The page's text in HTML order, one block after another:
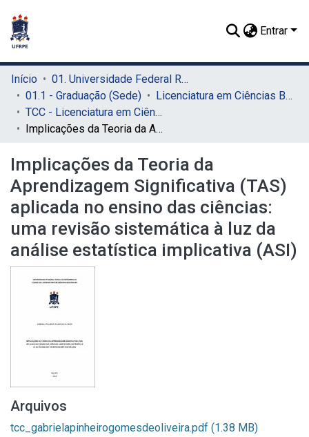
Entrar
Início
01. Universidade Federal Rural de Pernambuco - UFRPE (Sede)
01.1 - Graduação (Sede)
Licenciatura em Ciências Biológicas (Sede)
TCC - Licenciatura em Ciências Biológicas (Sede)
Implicações da Teoria da Aprendizagem Significativa (TAS) aplicada no ensino das ciências: uma revisão sistemática à luz da análise estatística implicativa (ASI)
Implicações da Teoria da
Aprendizagem Significativa (TAS)
aplicada no ensino das ciências:
uma revisão sistemática à luz da
análise estatística implicativa (ASI)
Arquivos
tcc_gabrielapinheirogomesdeoliveira.pdf (1.38 MB)